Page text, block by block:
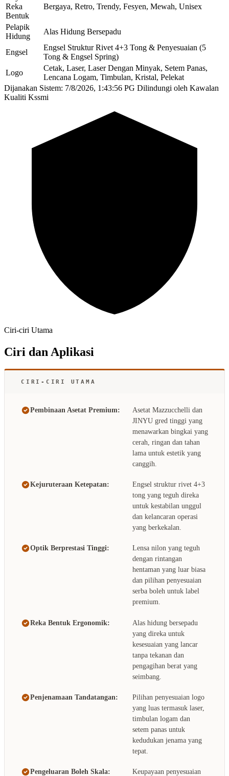
Reka
Bentuk
Bergaya, Retro, Trendy, Fesyen, Mewah, Unisex
Pelapik
Hidung
Alas Hidung Bersepadu
Engsel
Engsel Struktur Rivet 4+3 Tong & Penyesuaian (5
Tong & Engsel Spring)
Logo
Cetak, Laser, Laser Dengan Minyak, Setem Panas,
Lencana Logam, Timbulan, Kristal, Pelekat
Dijanakan Sistem: 7/8/2026, 1:43:56 PG Dilindungi oleh Kawalan
Kualiti Kssmi
Ciri-ciri Utama
Ciri dan Aplikasi
CIRI-CIRI UTAMA
Pembinaan Asetat Premium:
Asetat Mazzucchelli dan
JINYU gred tinggi yang
menawarkan bingkai yang
cerah, ringan dan tahan
lama untuk estetik yang
canggih.
Kejuruteraan Ketepatan:
Engsel struktur rivet 4+3
tong yang teguh direka
untuk kestabilan unggul
dan kelancaran operasi
yang berkekalan.
Optik Berprestasi Tinggi:
Lensa nilon yang teguh
dengan rintangan
hentaman yang luar biasa
dan pilihan penyesuaian
serba boleh untuk label
premium.
Reka Bentuk Ergonomik:
Alas hidung bersepadu
yang direka untuk
kesesuaian yang lancar
tanpa tekanan dan
pengagihan berat yang
seimbang.
Penjenamaan Tandatangan:
Pilihan penyesuaian logo
yang luas termasuk laser,
timbulan logam dan
setem panas untuk
kedudukan jenama yang
tepat.
Pengeluaran Boleh Skala:
Keupayaan penyesuaian